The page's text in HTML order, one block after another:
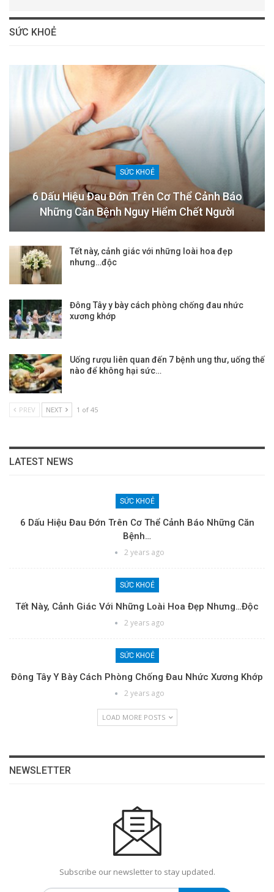
SỨC KHOẺ
SỨC KHOẺ
6 Dấu Hiệu Đau Đớn Trên Cơ Thể Cảnh Báo
Những Căn Bệnh Nguy Hiểm Chết Người
Tết này, cảnh giác với những loài hoa đẹp
nhưng…độc
Đông Tây y bày cách phòng chống đau nhức
xương khớp
Uống rượu liên quan đến 7 bệnh ung thư, uống thế
nào để không hại sức…
PREV NEXT 1 of 45
LATEST NEWS
SỨC KHOẺ
6 Dấu Hiệu Đau Đớn Trên Cơ Thể Cảnh Báo Những Căn
Bệnh…
2 years ago
SỨC KHOẺ
Tết Này, Cảnh Giác Với Những Loài Hoa Đẹp Nhưng…độc
2 years ago
SỨC KHOẺ
Đông Tây Y Bày Cách Phòng Chống Đau Nhức Xương Khớp
2 years ago
LOAD MORE POSTS
NEWSLETTER
Subscribe our newsletter to stay updated.